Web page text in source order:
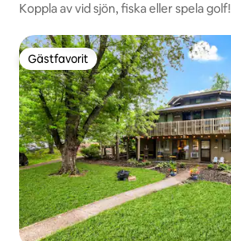
Koppla av vid sjön, fiska eller spela golf!
Gästfavorit
Gästfavorit